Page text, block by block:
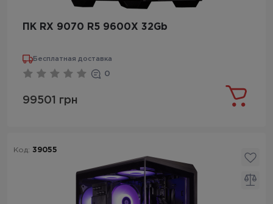
ПК RX 9070 R5 9600X 32Gb
Бесплатная доставка
0
99501 грн
Код: 39055